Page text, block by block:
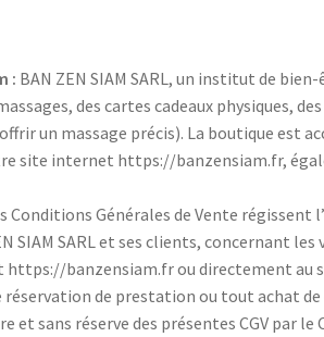
: BAN ZEN SIAM SARL, un institut de
des cartes cadeaux physiques,
un massage précis). La boutique est
site internet https://banzensiam.fr,
Conditions Générales de Vente régissent
SIAM SARL et ses clients, concernant
https://banzensiam.fr ou directement au
réservation de prestation ou tout achat
et sans réserve des présentes CGV par